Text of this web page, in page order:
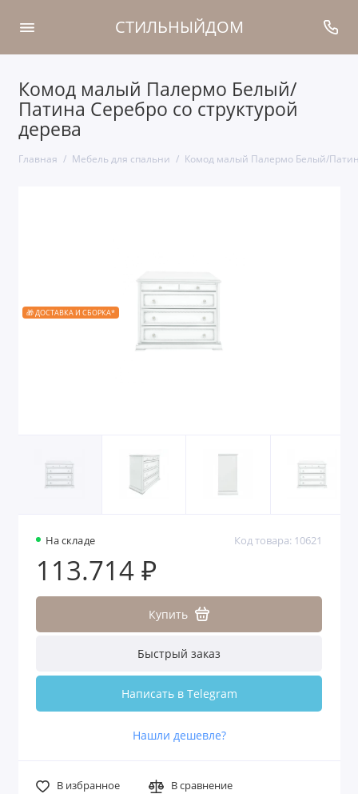
СТИЛЬНЫЙДОМ
Комод малый Палермо Белый/
Патина Серебро со структурой
дерева
Главная Мебель для спальни Комод малый Палермо Белый/
🎁 ДОСТАВКА И СБОРКА*
На складе Код товара: 10621
113.714 ₽
Купить
Быстрый заказ
Написать в Telegram
Нашли дешевле?
В избранное В сравнение